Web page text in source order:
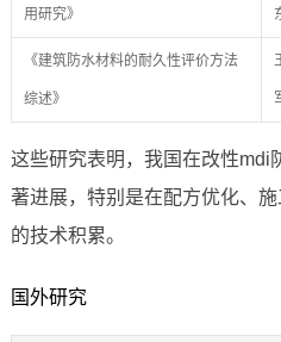
用研究》
《建筑防水材料的耐久性评价方法
综述》
这些研究表明，我国在改性mdi
著进展，特别是在配方优化、
的技术积累。
国外研究